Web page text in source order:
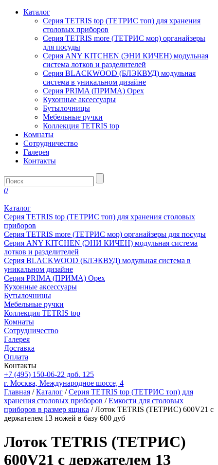
Каталог
Серия TETRIS top (ТЕТРИС топ) для хранения
столовых приборов
Серия TETRIS more (ТЕТРИС мор) органайзеры
для посуды
Серия ANY KITCHEN (ЭНИ КИЧЕН) модульная
система лотков и разделителей
Серия BLACKWOOD (БЛЭКВУД) модульная
система в уникальном дизайне
Серия PRIMA (ПРИМА) Орех
Кухонные аксессуары
Бутылочницы
Мебельные ручки
Коллекция TETRIS top
Комнаты
Сотрудничество
Галерея
Контакты
0
Каталог
Серия TETRIS top (ТЕТРИС топ) для хранения столовых
приборов
Серия TETRIS more (ТЕТРИС мор) органайзеры для посуды
Серия ANY KITCHEN (ЭНИ КИЧЕН) модульная система
лотков и разделителей
Серия BLACKWOOD (БЛЭКВУД) модульная система в
уникальном дизайне
Серия PRIMA (ПРИМА) Орех
Кухонные аксессуары
Бутылочницы
Мебельные ручки
Коллекция TETRIS top
Комнаты
Сотрудничество
Галерея
Доставка
Оплата
Контакты
+7 (495) 150-06-22 доб. 125
г. Москва, Международное шоссе, 4
Главная /Каталог /Серия TETRIS top (ТЕТРИС топ) для
хранения столовых приборов /Емкости для столовых
приборов в размер ящика / Лоток TETRIS (ТЕТРИС) 600V21 с
держателем 13 ножей в базу 600 дуб
Лоток TETRIS (ТЕТРИС)
600V21 с держателем 13